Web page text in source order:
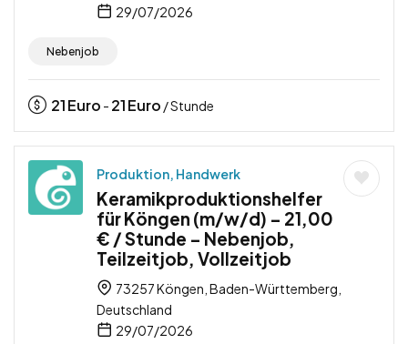
29/07/2026
Nebenjob
21Euro - 21Euro / Stunde
Produktion, Handwerk
Keramikproduktionshelfer
für Köngen (m/w/d) – 21,00
€ / Stunde – Nebenjob,
Teilzeitjob, Vollzeitjob
73257 Köngen, Baden-Württemberg,
Deutschland
29/07/2026